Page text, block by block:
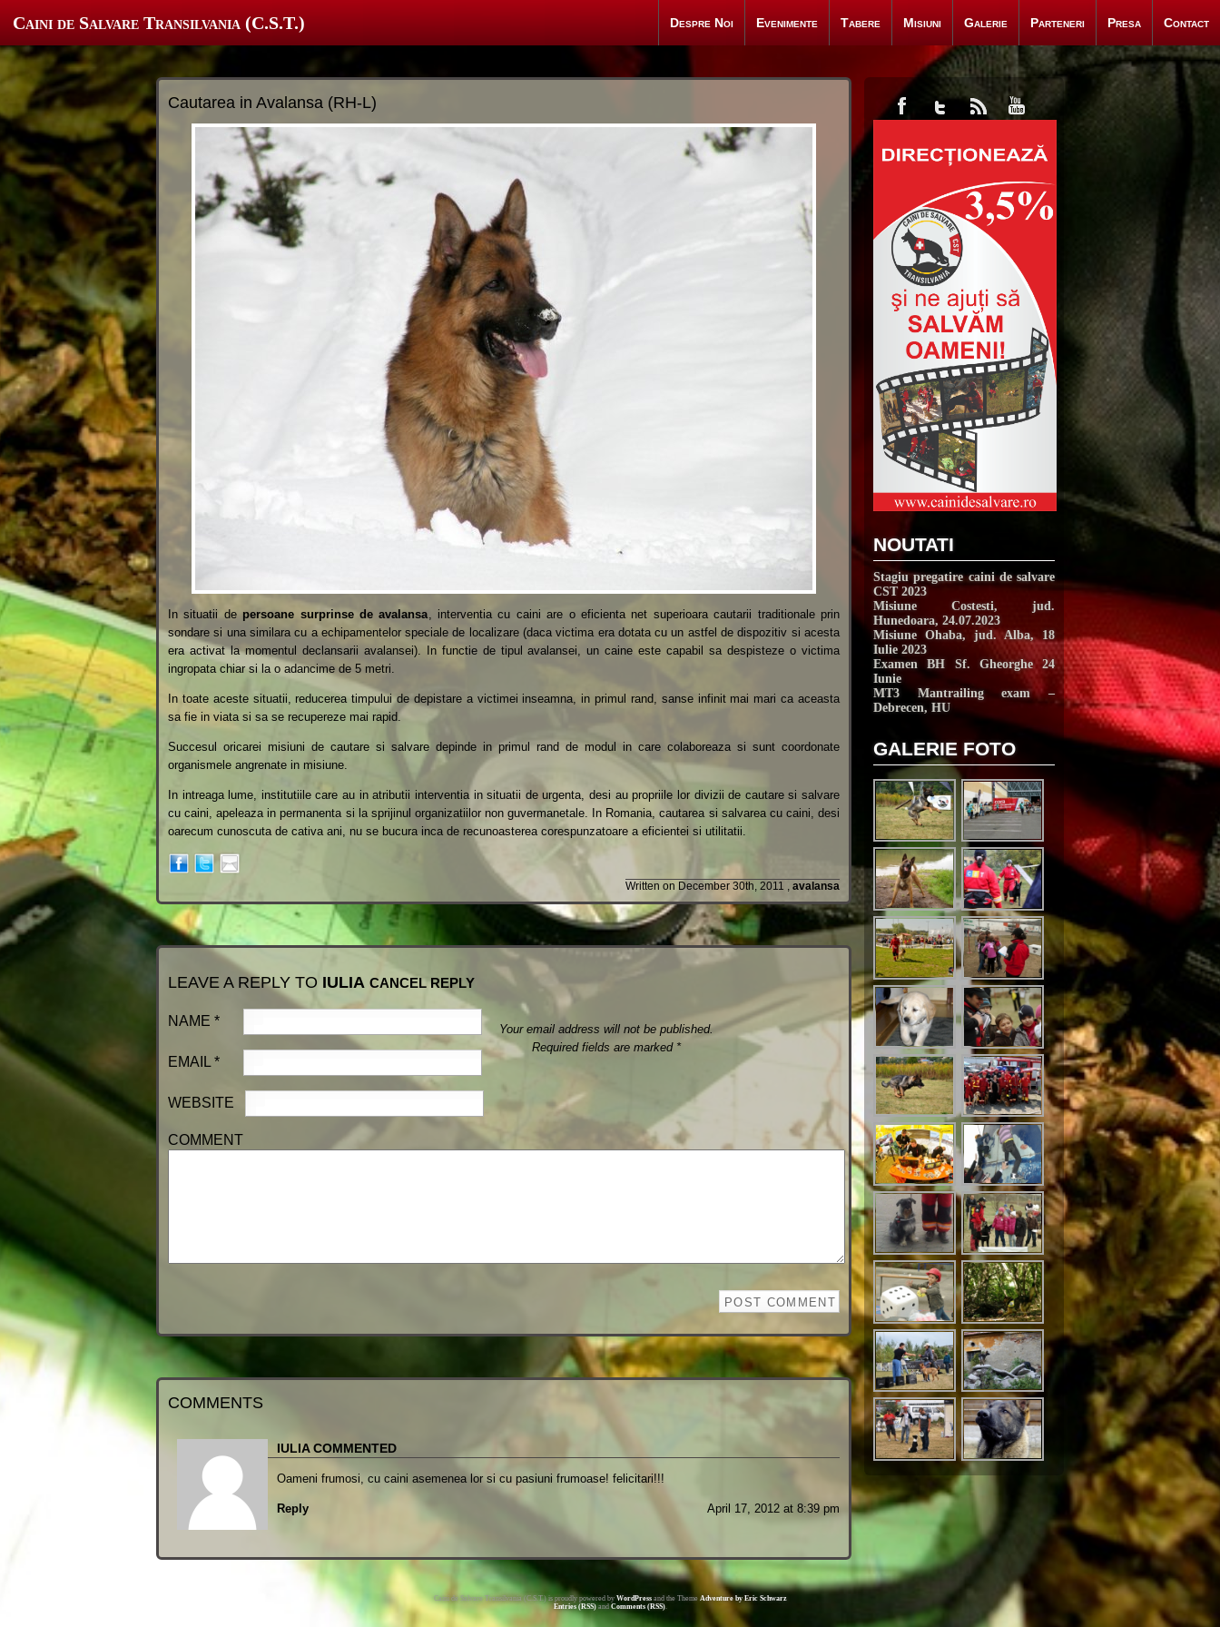
NOUTATI
Stagiu pregatire caini de salvare
CST 2023
Misiune Costesti, jud.
Hunedoara, 24.07.2023
Misiune Ohaba, jud. Alba, 18
Iulie 2023
Examen BH Sf. Gheorghe 24
Iunie
MT3 Mantrailing exam –
Debrecen, HU
GALERIE FOTO
Cautarea in Avalansa (RH-L)
In situatii depersoane surprinse de avalansa, interventia cu caini are o eficienta net superioara cautarii traditionale prin
sondare si una similara cu a echipamentelor speciale de localizare (daca victima era dotata cu un astfel de dispozitiv si acesta
era activat la momentul declansarii avalansei). In functie de tipul avalansei, un caine este capabil sa despisteze o victima
ingropata chiar si la o adancime de 5 metri.
In toate aceste situatii, reducerea timpului de depistare a victimei inseamna, in primul rand, sanse infinit mai mari ca aceasta
sa fie in viata si sa se recupereze mai rapid.
Succesul oricarei misiuni de cautare si salvare depinde in primul rand de modul in care colaboreaza si sunt coordonate
organismele angrenate in misiune.
In intreaga lume, institutiile care au in atributii interventia in situatii de urgenta, desi au propriile lor divizii de cautare si salvare
cu caini, apeleaza in permanenta si la sprijinul organizatiilor non guvermanetale. In Romania, cautarea si salvarea cu caini, desi
oarecum cunoscuta de cativa ani, nu se bucura inca de recunoasterea corespunzatoare a eficientei si utilitatii.
Written on December 30th, 2011 , avalansa
LEAVE A REPLY TO IULIA CANCEL REPLY
Your email address will not be published.
Required fields are marked *
NAME *
EMAIL *
WEBSITE
COMMENT
COMMENTS
IULIA COMMENTED
Oameni frumosi, cu caini asemenea lor si cu pasiuni frumoase! felicitari!!!
Reply April 17, 2012 at 8:39 pm
Caini de Salvare Transilvania (C.S.T.) is proudly powered by WordPressand the Theme Adventure by Eric Schwarz
Entries (RSS)andComments (RSS).
Despre Noi Evenimente Tabere Misiuni Galerie Parteneri Presa Contact
Caini de Salvare Transilvania (C.S.T.)